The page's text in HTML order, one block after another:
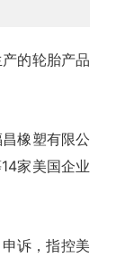
的轮胎产品
橡塑有限公
家美国企业
诉，指控美